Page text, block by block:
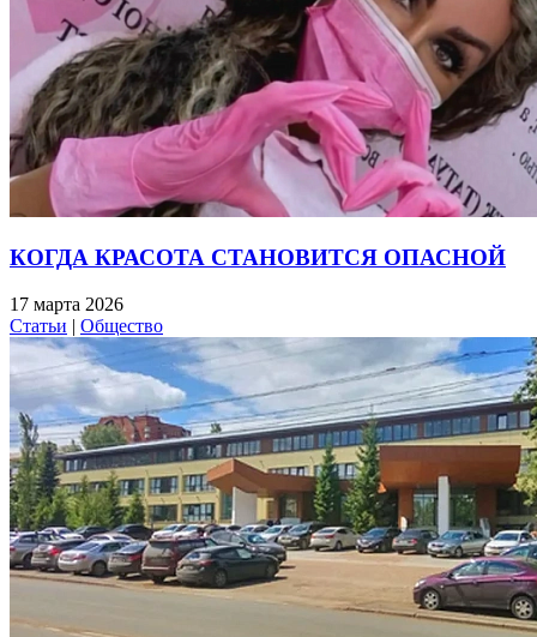
КОГДА КРАСОТА СТАНОВИТСЯ ОПАСНОЙ
17 марта 2026
Статьи | Общество